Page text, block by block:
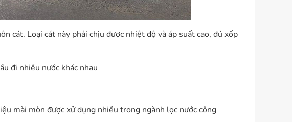
cát. Loại cát này phải chịu được nhiệt độ và áp suất cao, đủ xốp
đi nhiều nước khác nhau
mài mòn được xử dụng nhiều trong ngành lọc nước công